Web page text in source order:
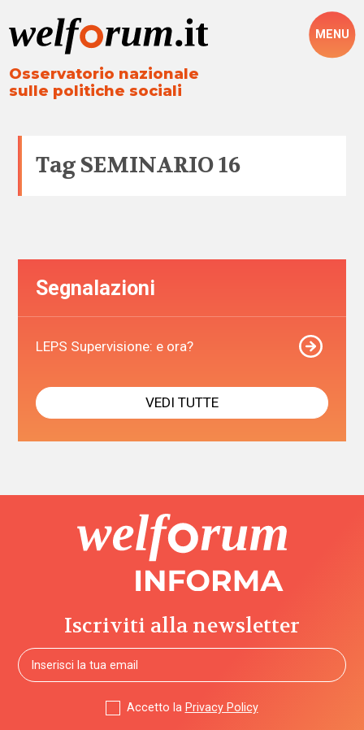
Osservatorio nazionale
sulle politiche sociali
MENU
Tag SEMINARIO 16
Segnalazioni
LEPS Supervisione: e ora?
VEDI TUTTE
Iscriviti alla newsletter
Accetto la Privacy Policy